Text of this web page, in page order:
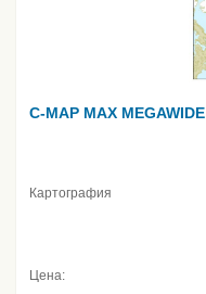
C-MAP MAX MEGAWIDE
Картография
Цена: